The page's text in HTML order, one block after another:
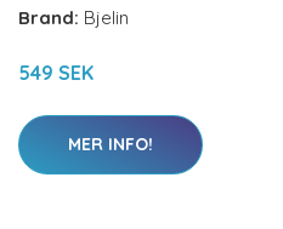
Brand: Bjelin
549 SEK
MER INFO!